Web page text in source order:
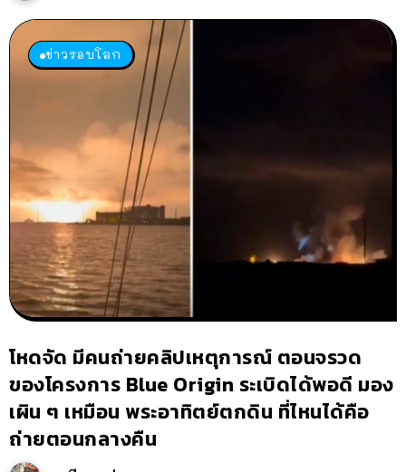
ข่าวรอบโลก
โหดจัด มีคนถ่ายคลิปเหตุการณ์ ตอนจรวด
ของโครงการ Blue Origin ระเบิดได้พอดี มอง
เผิน ๆ เหมือน พระอาทิตย์ตกดิน ที่ไหนได้คือ
ถ่ายตอนกลางคืน